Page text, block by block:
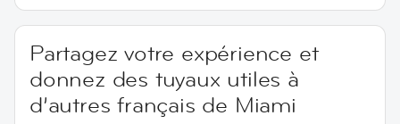
Partagez votre expérience et
donnez des tuyaux utiles à
d’autres français de Miami